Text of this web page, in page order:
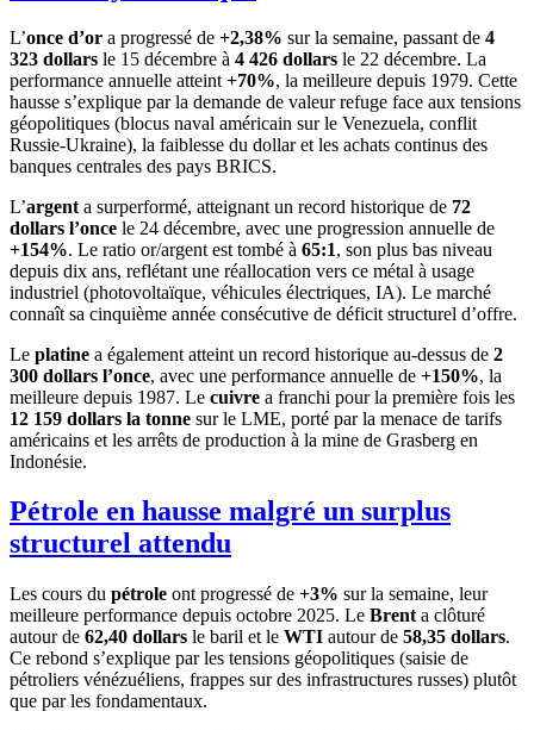
L’once d’or a progressé de +2,38% sur la semaine, passant de 4
323 dollars le 15 décembre à 4 426 dollars le 22 décembre. La
performance annuelle atteint +70%, la meilleure depuis 1979. Cette
hausse s’explique par la demande de valeur refuge face aux tensions
géopolitiques (blocus naval américain sur le Venezuela, conflit
Russie-Ukraine), la faiblesse du dollar et les achats continus des
banques centrales des pays BRICS.
L’argent a surperformé, atteignant un record historique de 72
dollars l’once le 24 décembre, avec une progression annuelle de
+154%. Le ratio or/argent est tombé à 65:1, son plus bas niveau
depuis dix ans, reflétant une réallocation vers ce métal à usage
industriel (photovoltaïque, véhicules électriques, IA). Le marché
connaît sa cinquième année consécutive de déficit structurel d’offre.
Le platine a également atteint un record historique au-dessus de 2
300 dollars l’once, avec une performance annuelle de +150%, la
meilleure depuis 1987. Le cuivre a franchi pour la première fois les
12 159 dollars la tonne sur le LME, porté par la menace de tarifs
américains et les arrêts de production à la mine de Grasberg en
Indonésie.
Pétrole en hausse malgré un surplus
structurel attendu
Les cours du pétrole ont progressé de +3% sur la semaine, leur
meilleure performance depuis octobre 2025. Le Brent a clôturé
autour de 62,40 dollars le baril et le WTI autour de 58,35 dollars.
Ce rebond s’explique par les tensions géopolitiques (saisie de
pétroliers vénézuéliens, frappes sur des infrastructures russes) plutôt
que par les fondamentaux.